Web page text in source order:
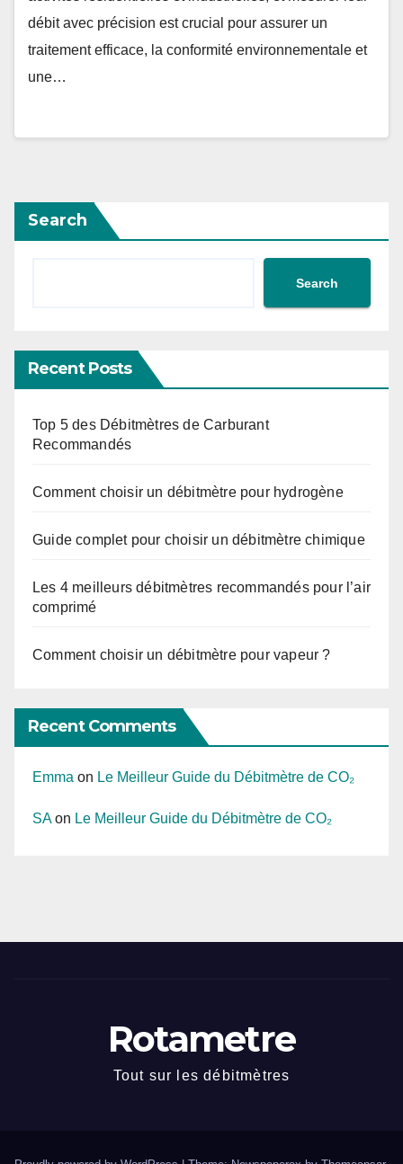
débit avec précision est crucial pour assurer un
traitement efficace, la conformité environnementale et
une…
Search
Search
Recent Posts
Top 5 des Débitmètres de Carburant
Recommandés
Comment choisir un débitmètre pour hydrogène
Guide complet pour choisir un débitmètre chimique
Les 4 meilleurs débitmètres recommandés pour l’air
comprimé
Comment choisir un débitmètre pour vapeur ?
Recent Comments
Emma on Le Meilleur Guide du Débitmètre de CO₂
SAon Le Meilleur Guide du Débitmètre de CO₂
Rotametre
Tout sur les débitmètres